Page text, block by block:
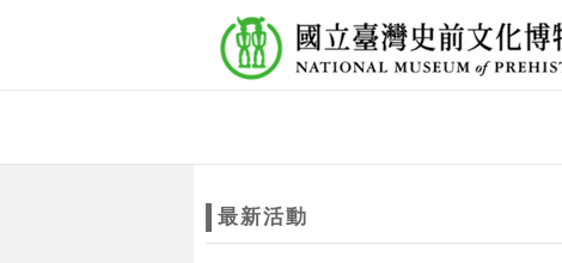
最新活動